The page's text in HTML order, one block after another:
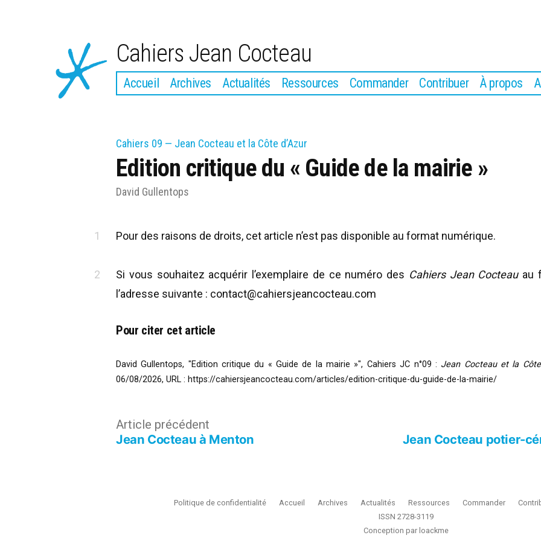
contenu
Cahiers Jean Cocteau
Accueil Archives Actualités Ressources Commander Contribuer À propos
Cahiers 09 — Jean Cocteau et la Côte d’Azur
Edition critique du « Guide de la mairie »
David Gullentops
Pour des raisons de droits, cet article n’est pas disponible au format numérique.
Si vous souhaitez acquérir l’exemplaire de ce numéro des Cahiers Jean Cocteauau
l’adresse suivante : contact@cahiersjeancocteau.com
Pour citer cet article
David Gullentops, "Edition critique du « Guide de la mairie »", Cahiers JC n°09 : Jean Cocteau et la Côte
06/08/2026, URL : https://cahiersjeancocteau.com/articles/edition-critique-du-guide-de-la-mairie/
Navigation
Jean Cocteau potier-
Article précédent
précédent :
Jean Cocteau à Menton
Politique de confidentialité Accueil Archives Actualités Ressources Commander
ISSN 2728-3119
Conception par loackme